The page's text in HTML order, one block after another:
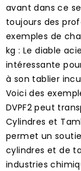
avant dans ce
toujours des
exemples de
kg : Le diable
intéressante
à son tablier
Voici des
DVPF2 peut
Cylindres et
permet un
cylindres et de
industries